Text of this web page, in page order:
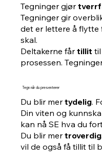
Tegninger gjør
Tegninger gir
det er lettere å flytte
skal.
Deltakerne fårtillit
prosessen.
Tegn når du presenterer
Du blir mertydelig.
Din viten og
kan nå SE hva du
Du blir mertroverdig
vil de også få tillit til